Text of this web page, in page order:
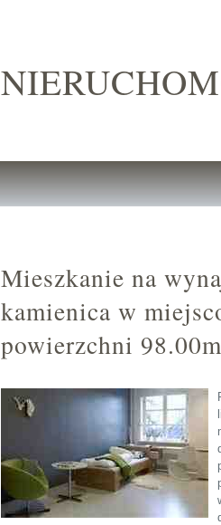
Mieszkanie na
kamienica w
powierzchni